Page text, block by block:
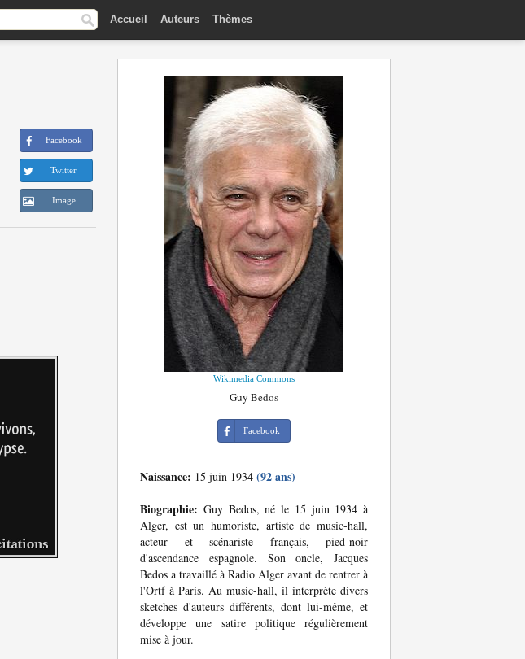
Accueil Auteurs Thèmes
Facebook
Twitter
Image
Wikimedia Commons
Guy Bedos
Facebook
Naissance: 15 juin 1934 (92 ans)
Biographie: Guy Bedos, né le 15 juin 1934 à
Alger, est un humoriste, artiste de music-hall,
acteur et scénariste français, pied-noir
d'ascendance espagnole. Son oncle, Jacques
Bedos a travaillé à Radio Alger avant de rentrer à
l'Ortf à Paris. Au music-hall, il interprète divers
sketches d'auteurs différents, dont lui-même, et
développe une satire politique régulièrement
mise à jour.